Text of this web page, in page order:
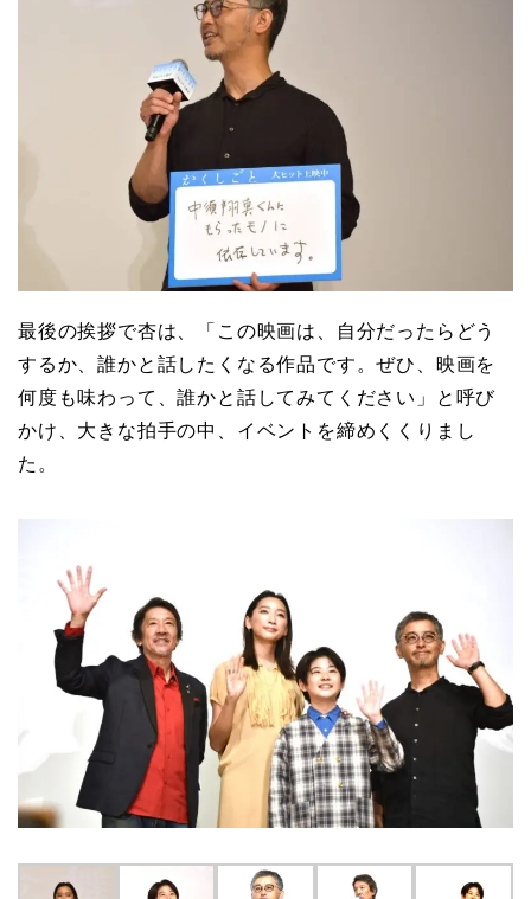
最後の挨拶で杏は、「この映画は、自分だったらどう
するか、誰かと話したくなる作品です。ぜひ、映画を
何度も味わって、誰かと話してみてください」と呼び
かけ、大きな拍手の中、イベントを締めくくりまし
た。